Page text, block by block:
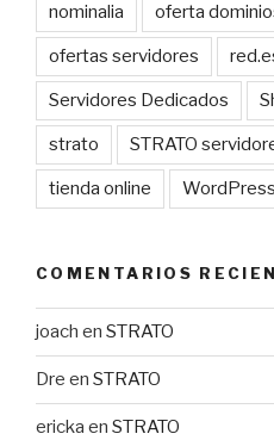
nominalia oferta
ofertas servidores
Servidores Dedicados
strato STRATO
tienda online WordPress
COMENTARIOS
joach en STRATO
Dre en STRATO
ericka en STRATO